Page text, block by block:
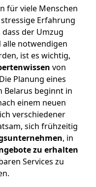
für viele Menschen
Erfahrung
der Umzug
notwendigen
ist es wichtig,
von
Planung eines
Belarus beginnt in
einem neuen
verschiedener
sich frühzeitig
, in
zu erhalten
Services zu